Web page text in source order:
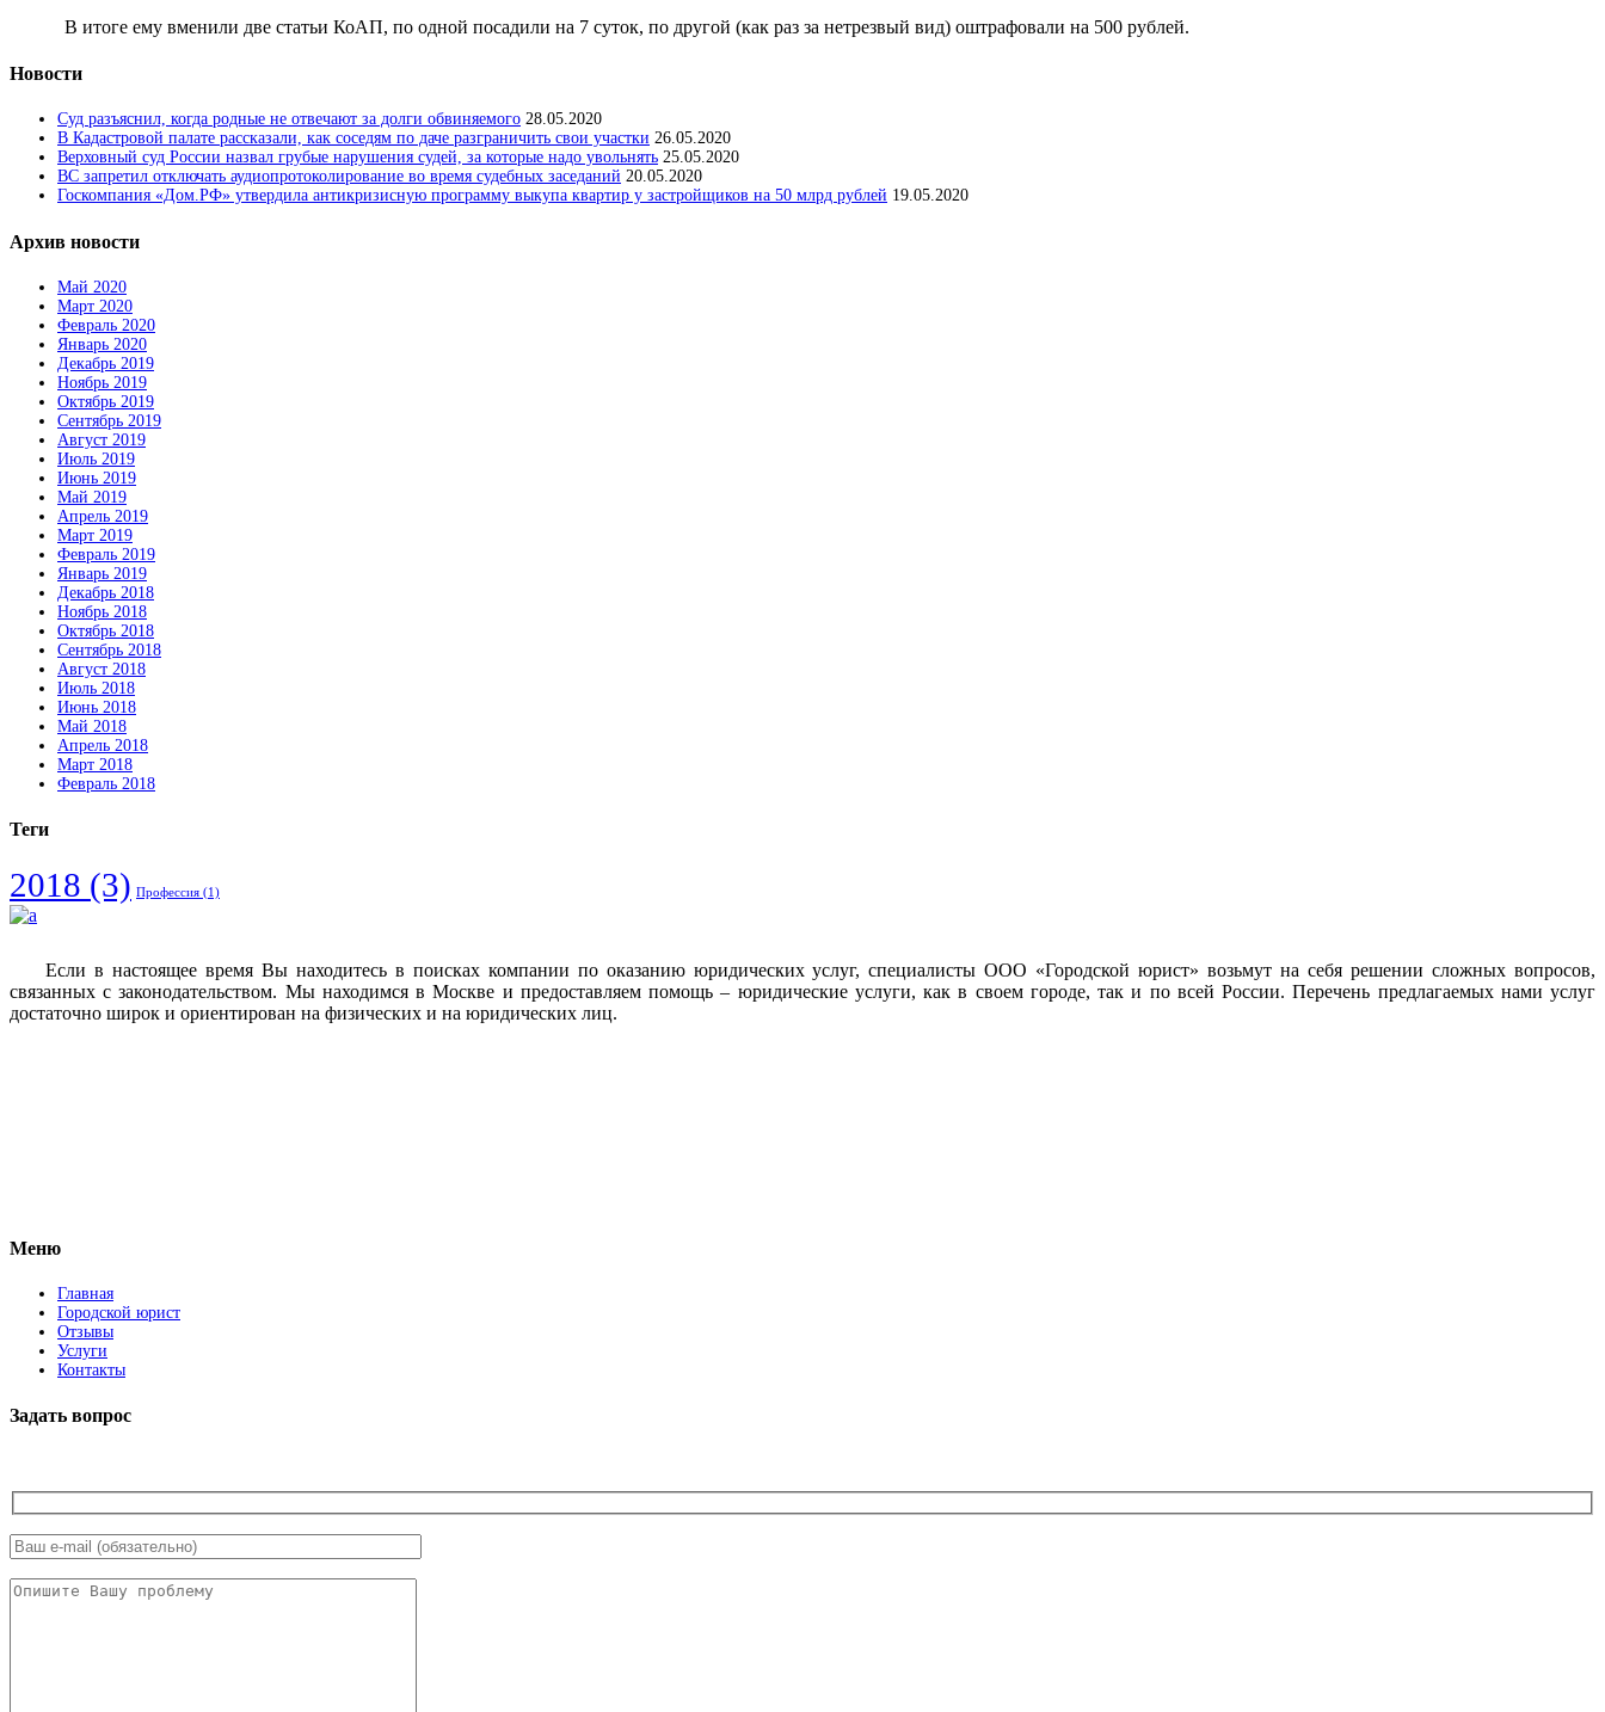
В итоге ему вменили две статьи КоАП, по одной посадили на 7 суток, по другой (как раз за нетрезвый вид) оштрафовали на 500 рублей.
Новости
Суд разъяснил, когда родные не отвечают за долги обвиняемого 28.05.2020
В Кадастровой палате рассказали, как соседям по даче разграничить свои участки 26.05.2020
Верховный суд России назвал грубые нарушения судей, за которые надо увольнять 25.05.2020
ВС запретил отключать аудиопротоколирование во время судебных заседаний 20.05.2020
Госкомпания «Дом.РФ» утвердила антикризисную программу выкупа квартир у застройщиков на 50 млрд рублей 19.05.2020
Архив новости
Май 2020
Март 2020
Февраль 2020
Январь 2020
Декабрь 2019
Ноябрь 2019
Октябрь 2019
Сентябрь 2019
Август 2019
Июль 2019
Июнь 2019
Май 2019
Апрель 2019
Март 2019
Февраль 2019
Январь 2019
Декабрь 2018
Ноябрь 2018
Октябрь 2018
Сентябрь 2018
Август 2018
Июль 2018
Июнь 2018
Май 2018
Апрель 2018
Март 2018
Февраль 2018
Теги
2018 (3) Профессия (1)
Если в настоящее время Вы находитесь в поисках компании по оказанию юридических услуг, специалисты ООО «Городской юрист» возьмут на себя решении сложных вопросов,
связанных с законодательством. Мы находимся в Москве и предоставляем помощь – юридические услуги, как в своем городе, так и по всей России. Перечень предлагаемых нами услуг
достаточно широк и ориентирован на физических и на юридических лиц.
Меню
Главная
Городской юрист
Отзывы
Услуги
Контакты
Задать вопрос